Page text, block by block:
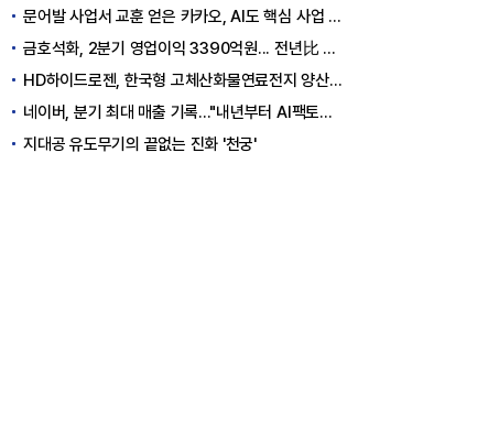
문어발 사업서 교훈 얻은 카카오, AI도 핵심 사업 '선택과 집중'
금호석화, 2분기 영업이익 3390억원... 전년比 419% 급증
HD하이드로젠, 한국형 고체산화물연료전지 양산체계 구축
네이버, 분기 최대 매출 기록..."내년부터 AI팩토리 수익 날 것"
지대공 유도무기의 끝없는 진화 '천궁'